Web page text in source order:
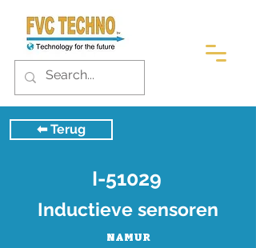
⬅︎ Terug
I-51029
Inductieve sensoren
NAMUR